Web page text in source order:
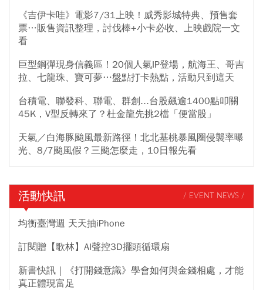
《吉伊卡哇》電影7/31上映！威秀影城特典、預售套
票…販售資訊整理，討伐棒+小卡必收、上映戲院一文
看
巨型鋼彈現身信義區！20個人氣IP登場，航海王、哥吉
拉、七龍珠、寶可夢…盤點打卡熱點，活動只到這天
台積電、聯發科、聯電、群創...台股飆逾1400點叩關
45K，V型反轉來了？杜金龍先挑2檔「便當股」
天氣／白海豚颱風最新路徑！北北基桃暴風圈侵襲率曝
光、8/7颱風假？三颱怎麼走，10日報先看
活動快訊 / EVENT NEWS /
均衡臺灣週 天天抽iPhone
訂閱贈【歌林】AI聲控3D擺頭循環扇
新書快訊｜《打開錢意識》學會如何與金錢相處，才能
真正體現富足